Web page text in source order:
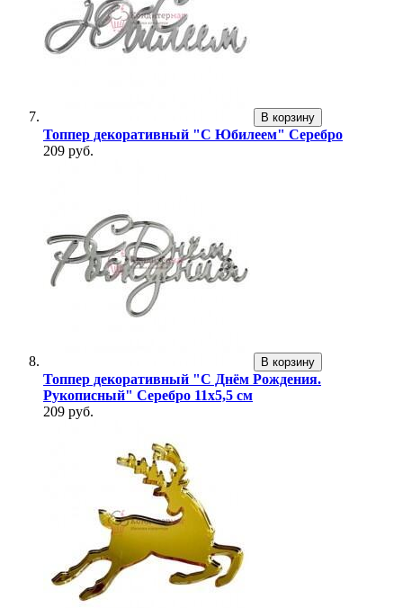
В корзину
Топпер декоративный "С Юбилеем" Серебро
209 руб.
В корзину
Топпер декоративный "С Днём Рождения.
Рукописный" Серебро 11х5,5 см
209 руб.